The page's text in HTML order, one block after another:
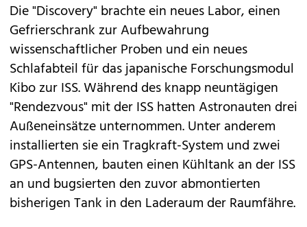
Die "Discovery" brachte ein neues Labor, einen
Gefrierschrank zur Aufbewahrung
wissenschaftlicher Proben und ein neues
Schlafabteil für das japanische Forschungsmodul
Kibo zur ISS. Während des knapp neuntägigen
"Rendezvous" mit der ISS hatten Astronauten drei
Außeneinsätze unternommen. Unter anderem
installierten sie ein Tragkraft-System und zwei
GPS-Antennen, bauten einen Kühltank an der ISS
an und bugsierten den zuvor abmontierten
bisherigen Tank in den Laderaum der Raumfähre.